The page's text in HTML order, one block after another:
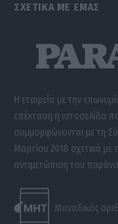
ΣΧΕΤΙΚΑ ΜΕ ΕΜΑΣ
Η εταιρεία με την
επέκταση η ιστοσελίδα
συμμορφώνονται με τη
Μαρτίου 2018 σχετικά με
αντιμετώπιση του
Μοναδικός